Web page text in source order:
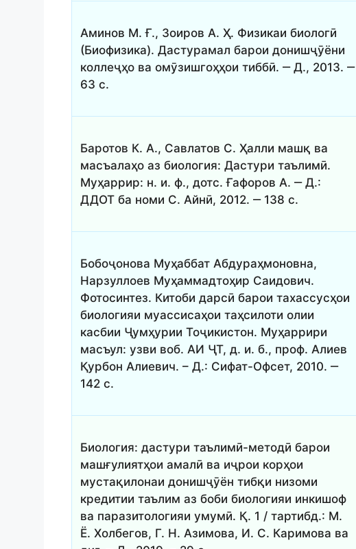
Аминов М. Ғ., Зоиров А. Ҳ. Физикаи биологӣ
(Биофизика). Дастурамал барои донишҷӯёни
коллеҷҳо ва омӯзишгоҳҳои тиббӣ. ‒ Д., 2013. ‒
63 с.
Баротов К. А., Савлатов С. Ҳалли машқ ва
масъалаҳо аз биология: Дастури таълимӣ.
Муҳаррир: н. и. ф., дотс. Ғафоров А. ‒ Д.:
ДДОТ ба номи С. Айнӣ, 2012. ‒ 138 с.
Бобоҷонова Муҳаббат Абдураҳмоновна,
Нарзуллоев Муҳаммадтоҳир Саидович.
Фотосинтез. Китоби дарсӣ барои тахассусҳои
биологияи муассисаҳои таҳсилоти олии
касбии Ҷумҳурии Тоҷикистон. Муҳаррири
масъул: узви воб. АИ ҶТ, д. и. б., проф. Алиев
Қурбон Алиевич. – Д.: Сифат-Офсет, 2010. ‒
142 с.
Биология: дастури таълимӣ-методӣ барои
машғулиятҳои амалӣ ва иҷрои корҳои
мустақилонаи донишҷӯён тибқи низоми
кредитии таълим аз боби биологияи инкишоф
ва паразитологияи умумӣ. Қ. 1 / тартибд.: М.
Ё. Холбегов, Г. Н. Азимова, И. С. Каримова ва